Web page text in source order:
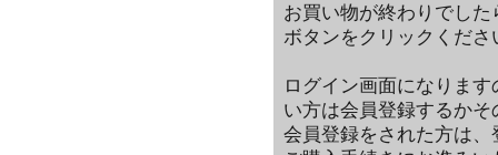
お買い物が終わりでし
ボタンをクリックくださ
ログイン画面になりま
い方は会員登録するか
会員登録をされた方は